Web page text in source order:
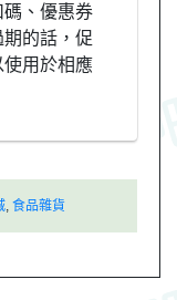
、優惠券
的話，促
用於相應
食品雜貨